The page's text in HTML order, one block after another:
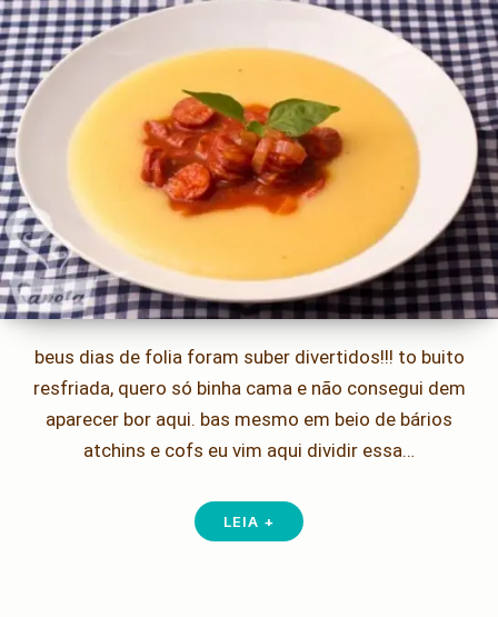
beus dias de folia foram suber divertidos!!! to buito
resfriada, quero só binha cama e não consegui dem
aparecer bor aqui. bas mesmo em beio de bários
atchins e cofs eu vim aqui dividir essa…
LEIA +